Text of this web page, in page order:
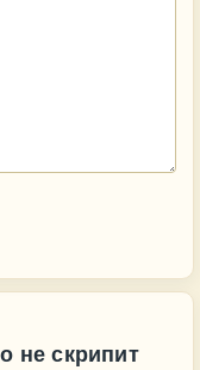
не скрипит